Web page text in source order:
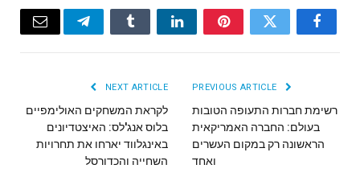
Facebook
Twitter
Pinterest
LinkedIn
Tumblr
Telegram
Email
רשימת חברות התעופה הטובות
בעולם: החברה האמריקאית
הראשונה רק במקום העשרים
ואחד
NEXT ARTICLE
לקראת המשחקים האולימפיים
בלוס אנג'לס: האיצטדיונים
באינגלווד יארחו את תחרויות
השחייה והכדורסל